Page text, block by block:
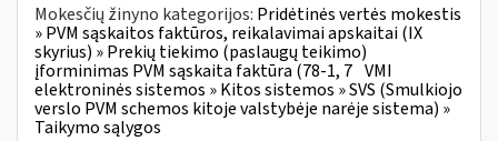
Mokesčių žinyno kategorijos: Pridėtinės vertės mokestis
» PVM sąskaitos faktūros, reikalavimai apskaitai (IX
skyrius) » Prekių tiekimo (paslaugų teikimo)
įforminimas PVM sąskaita faktūra (78-1, 7 VMI
elektroninės sistemos » Kitos sistemos » SVS (Smulkiojo
verslo PVM schemos kitoje valstybėje narėje sistema) »
Taikymo sąlygos